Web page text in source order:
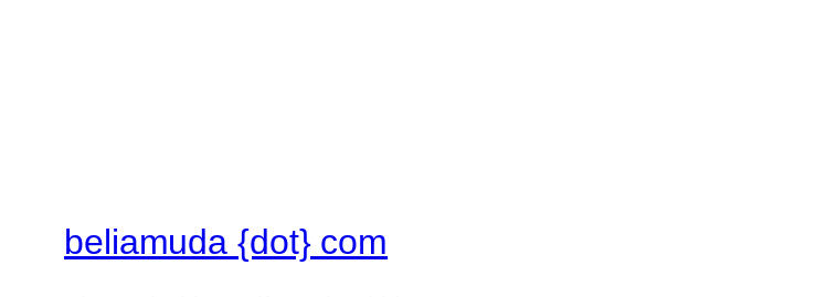
beliamuda {dot} com